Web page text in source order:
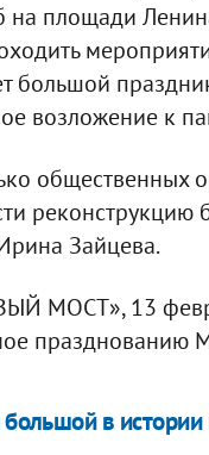
на площади
большой
возложение к
общественных
Зайцева.
МОСТ», 13
празднованию
в